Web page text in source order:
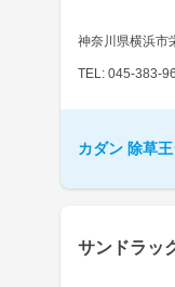
神奈川県横浜市
TEL: 045-383-
カダン 除草
サンドラッ